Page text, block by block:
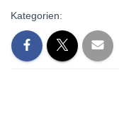
Kategorien: